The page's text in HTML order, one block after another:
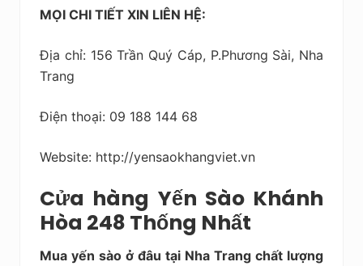
MỌI CHI TIẾT XIN LIÊN HỆ:
Địa chỉ: 156 Trần Quý Cáp, P.Phương Sài, Nha
Trang
Điện thoại: 09 188 144 68
Website: http://yensaokhangviet.vn
Cửa hàng Yến Sào Khánh
Hòa 248 Thống Nhất
Mua yến sào ở đâu tại Nha Trang chất lượng